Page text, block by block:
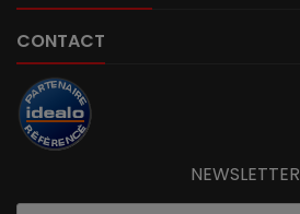
CONTACT
NEWSLETTER